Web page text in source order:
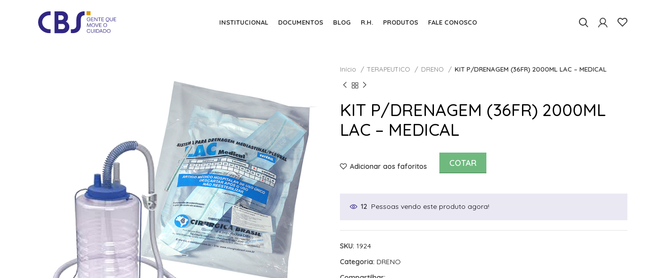
INSTITUCIONAL DOCUMENTOS BLOG R.H. PRODUTOS FALE CONOSCO
Início TERAPEUTICO DRENO KIT P/DRENAGEM (36FR) 2000ML LAC – MEDICAL
KIT P/DRENAGEM (36FR) 2000ML
LAC – MEDICAL
Adicionar aos faforitos COTAR
12 Pessoas vendo este produto agora!
SKU: 1924
Categoria: DRENO